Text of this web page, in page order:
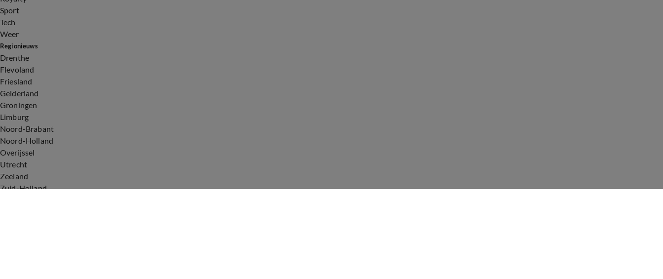
Sport
Tech
Weer
Regionieuws
Drenthe
Flevoland
Friesland
Gelderland
Groningen
Limburg
Noord-Brabant
Noord-Holland
Overijssel
Utrecht
Zeeland
Zuid-Holland